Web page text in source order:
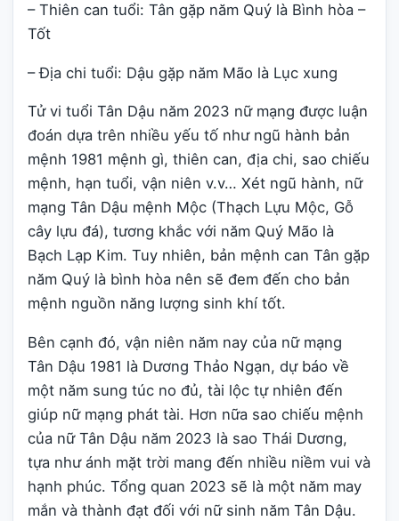
– Thiên can tuổi: Tân gặp năm Quý là Bình hòa –
Tốt
– Địa chi tuổi: Dậu gặp năm Mão là Lục xung
Tử vi tuổi Tân Dậu năm 2023 nữ mạng được luận
đoán dựa trên nhiều yếu tố như ngũ hành bản
mệnh 1981 mệnh gì, thiên can, địa chi, sao chiếu
mệnh, hạn tuổi, vận niên v.v… Xét ngũ hành, nữ
mạng Tân Dậu mệnh Mộc (Thạch Lựu Mộc, Gỗ
cây lựu đá), tương khắc với năm Quý Mão là
Bạch Lạp Kim. Tuy nhiên, bản mệnh can Tân gặp
năm Quý là bình hòa nên sẽ đem đến cho bản
mệnh nguồn năng lượng sinh khí tốt.
Bên cạnh đó, vận niên năm nay của nữ mạng
Tân Dậu 1981 là Dương Thảo Ngạn, dự báo về
một năm sung túc no đủ, tài lộc tự nhiên đến
giúp nữ mạng phát tài. Hơn nữa sao chiếu mệnh
của nữ Tân Dậu năm 2023 là sao Thái Dương,
tựa như ánh mặt trời mang đến nhiều niềm vui và
hạnh phúc. Tổng quan 2023 sẽ là một năm may
mắn và thành đạt đối với nữ sinh năm Tân Dậu.